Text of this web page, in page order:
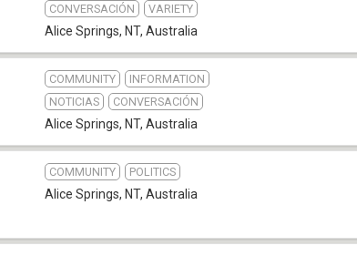
CONVERSACIÓN
VARIETY
Alice Springs, NT, Australia
COMMUNITY
INFORMATION
NOTICIAS
CONVERSACIÓN
Alice Springs, NT, Australia
COMMUNITY POLITICS
Alice Springs, NT, Australia